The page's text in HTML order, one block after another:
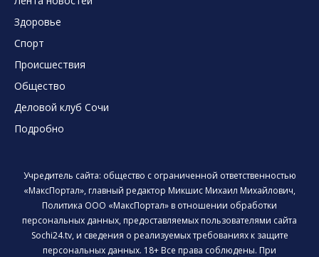
Здоровье
Спорт
Происшествия
Общество
Деловой клуб Сочи
Подробно
Учредитель сайта: общество с ограниченной ответственностью
«МаксПортал», главный редактор Микшис Михаил Михайлович,
Политика ООО «МаксПортал» в отношении обработки
персональных данных, предоставляемых пользователями сайта
Sochi24.tv, и сведения о реализуемых требованиях к защите
персональных данных. 18+ Все права соблюдены. При